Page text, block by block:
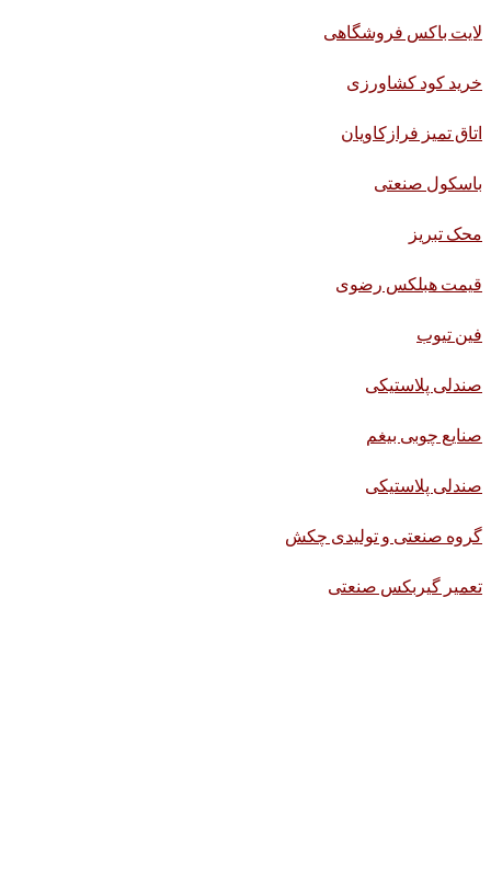
لایت باکس فروشگاهی
خرید کود کشاورزی
اتاق تمیز فرازکاویان
باسکول صنعتی
محک تبریز
قیمت هبلکس رضوی
فین تیوب
صندلی پلاستیکی
صنایع چوبی بیغم
صندلی پلاستیکی
گروه صنعتی و تولیدی چکش
تعمیر گیربکس صنعتی